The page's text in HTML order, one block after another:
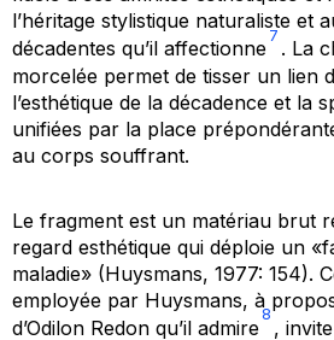
l’héritage stylistique naturaliste et
décadentes qu’il affectionne
7
. La
morcelée permet de tisser un lien
l’esthétique de la décadence et la
unifiées par la place
au corps souffrant.
Le fragment est un matériau brut
regard esthétique qui déploie un
maladie» (Huysmans, 1977: 154).
employée par Huysmans, à
d’Odilon Redon qu’il admire
8
,